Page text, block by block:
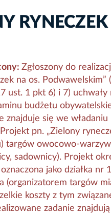
Zgłoszony do
na os.
ust. 1 pkt 6) i 7)
budżetu
znajduje się we
pn. „Zielony
targów owocowo-
sadownicy). Projekt
jako działka
(organizatorem targów
koszty z tym
zadanie